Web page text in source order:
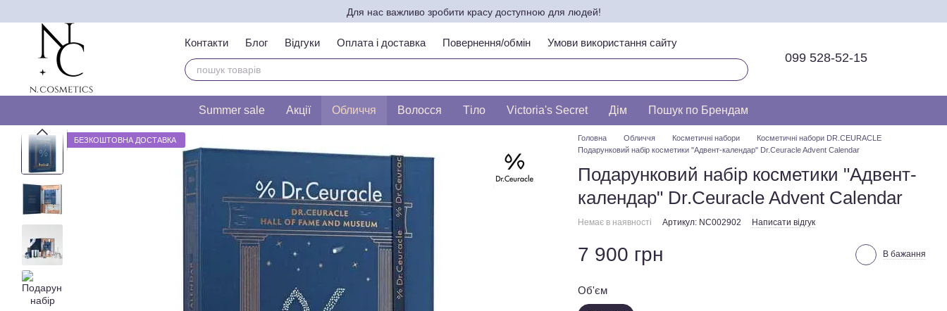
Для нас важливо зробити красу доступною для людей!
Контакти Блог Відгуки Оплата і доставка Повернення/обмін
Умови використання сайту
Тест на визначення типу шкіри по ЛЕСЛІ БАУМАНН
099 528-52-15
Summer sale Акції Обличчя Волосся Тіло Victoria's Secret Дім Пошук по Брендам
БЕЗКОШТОВНА ДОСТАВКА Головна Обличчя Косметичні набори
Косметичні набори DR.CEURACLE
Подарунковий набір косметики "Адвент-календар" Dr.Ceuracle Advent Calendar
Подарунковий набір косметики "Адвент-
календар" Dr.Ceuracle Advent Calendar
Немає в наявності Артикул: NC002902 Написати відгук
7 900 грн В бажання
Об'єм